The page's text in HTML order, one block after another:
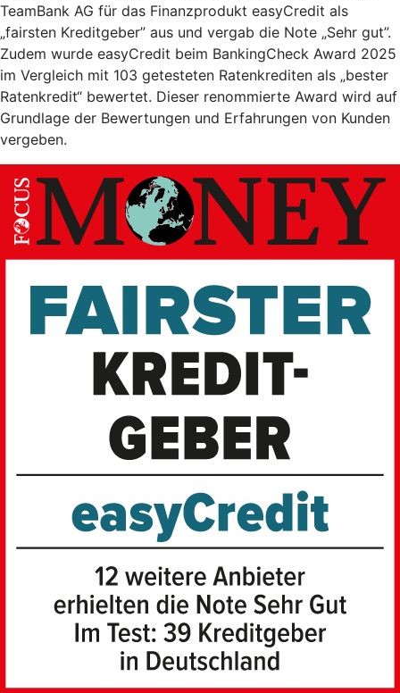
TeamBank AG für das Finanzprodukt easyCredit als
„fairsten Kreditgeber” aus und vergab die Note „Sehr gut”.
Zudem wurde easyCredit beim BankingCheck Award 2025
im Vergleich mit 103 getesteten Ratenkrediten als „bester
Ratenkredit“ bewertet. Dieser renommierte Award wird auf
Grundlage der Bewertungen und Erfahrungen von Kunden
vergeben.